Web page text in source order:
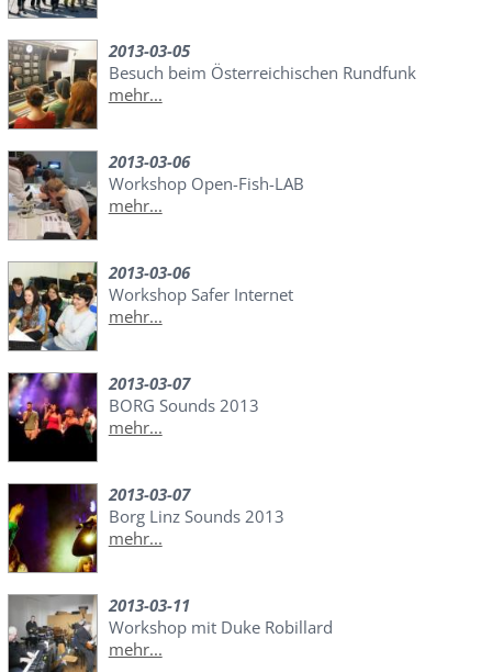
2013-03-05
Besuch beim Österreichischen Rundfunk
mehr...
2013-03-06
Workshop Open-Fish-LAB
mehr...
2013-03-06
Workshop Safer Internet
mehr...
2013-03-07
BORG Sounds 2013
mehr...
2013-03-07
Borg Linz Sounds 2013
mehr...
2013-03-11
Workshop mit Duke Robillard
mehr...